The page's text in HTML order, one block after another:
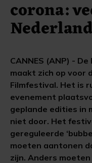
corona:
CANNES (ANP) -
maakt zich op voor
Filmfestival. Het is
evenement
geplande edities in
niet door. Het
gereguleerde
moeten aantonen
zijn. Anders